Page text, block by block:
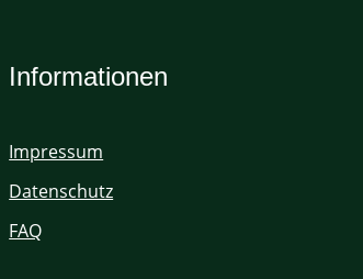
Informationen
Impressum
Datenschutz
FAQ